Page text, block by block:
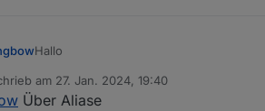
Hallo
also das Script kann nur true oder false
Allerdings können meine Melder nur
am 27. Jan. 2024, 19:40
editiert von
Über Aliase